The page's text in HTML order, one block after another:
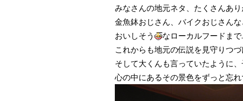
みなさんの地元ネタ、たくさんあ
金魚鉢おじさん、バイクおじさん
おいしそう
なローカルフードま
これからも地元の伝説を見守りつ
そして大くんも言っていたように
心の中にあるその景色をずっと忘れ